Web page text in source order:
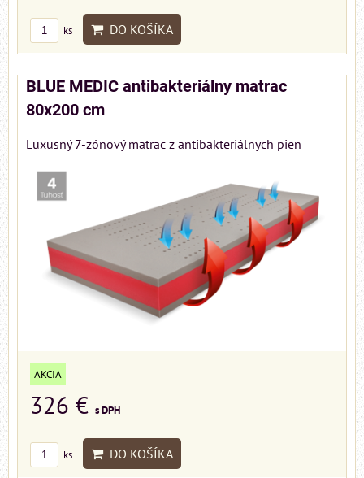
ks DO KOŠÍKA
BLUE MEDIC antibakteriálny matrac
80x200 cm
Luxusný 7-zónový matrac z antibakteriálnych pien
AKCIA
326 € s DPH
ks DO KOŠÍKA